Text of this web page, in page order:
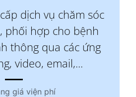
dịch vụ chăm sóc
phối hợp cho bệnh
thông qua các ứng
video, email,...
giá viện phí